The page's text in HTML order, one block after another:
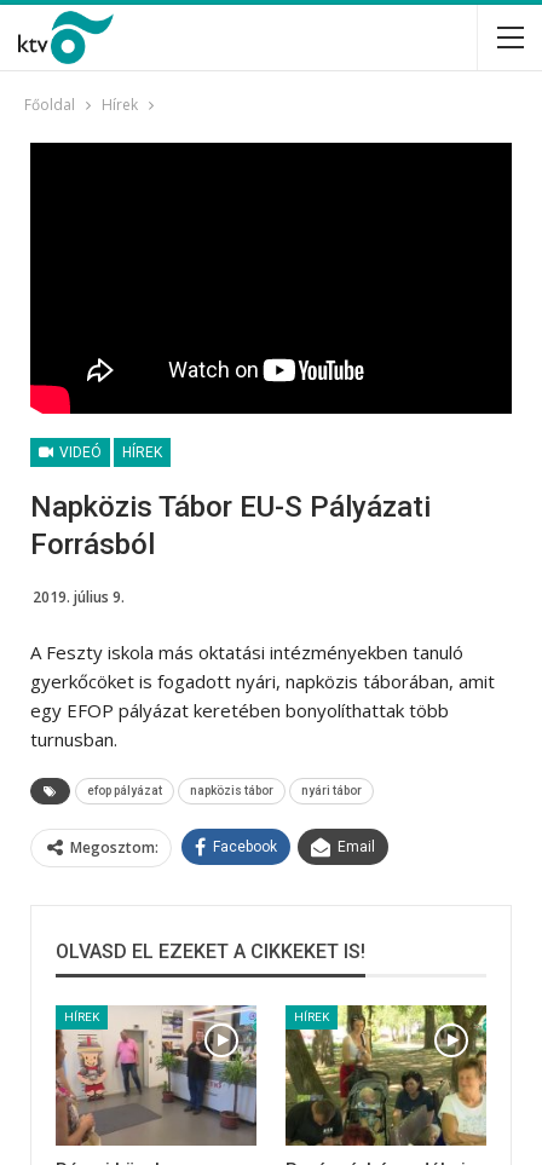
Főoldal Hírek
VIDEÓ HÍREK
Napközis Tábor EU-S Pályázati
Forrásból
2019. július 9.
A Feszty iskola más oktatási intézményekben tanuló
gyerkőcöket is fogadott nyári, napközis táborában, amit
egy EFOP pályázat keretében bonyolíthattak több
turnusban.
efop pályázat napközis tábor nyári tábor
Megosztom: Facebook Email
OLVASD EL EZEKET A CIKKEKET IS!
HÍREK HÍREK